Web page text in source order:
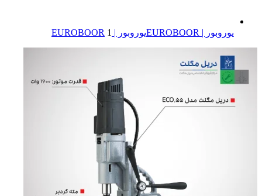
یوروبور | EUROBOOR یوروبور | EUROBOOR 1